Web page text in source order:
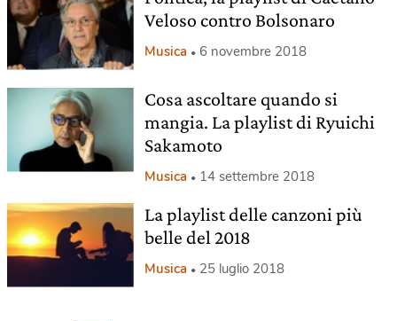
Veloso contro Bolsonaro
Musica 6 novembre 2018
Cosa ascoltare quando si
mangia. La playlist di Ryuichi
Sakamoto
Musica 14 settembre 2018
La playlist delle canzoni più
belle del 2018
Musica 25 luglio 2018